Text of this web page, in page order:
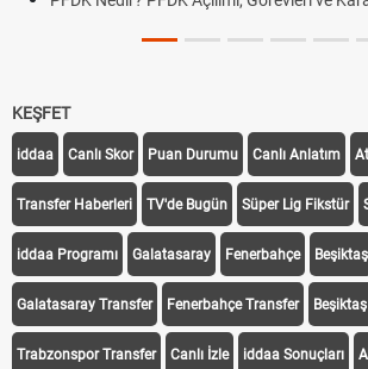
KEŞFET
iddaa Canlı Skor Puan Durumu Canlı Anlatım
Transfer Haberleri TV'de Bugün Süper Lig Fikstür
iddaa Programı Galatasaray Fenerbahçe Beşiktaş
Galatasaray Transfer Fenerbahçe Transfer